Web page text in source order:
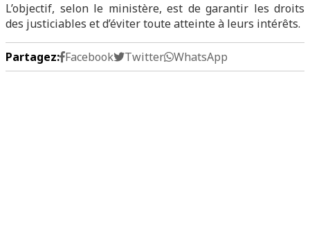
L’objectif, selon le ministère, est de garantir les droits
des justiciables et d’éviter toute atteinte à leurs intérêts.
Partagez: Facebook Twitter WhatsApp